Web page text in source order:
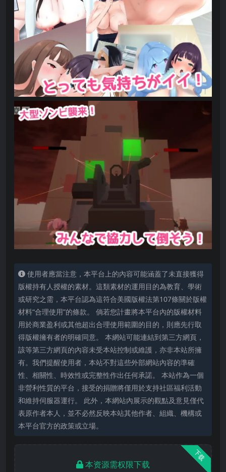
使用者應當注意，本平台上的內容可能涵蓋了未直接獲得
版權持有人授權的素材。這類素材的運用目的為教育、學術
或研究之需，本平台認為這符合美國版權法第107條關於版權
材料“合理使用”的條款。 倘若您計畫將本平台內的版權材料
用於商業盈利或其他超出合理使用範圍的目的，則應先行取
得版權擁有者的明確同意。 本網站可能連結到第三方網頁，
該等第三方網頁的內容未受本站控制或維護，亦非本站所擁
有。我們提醒使用者，本站不對這些外部網站內容的準確
性、相關性、時效性或完整性作出任何承諾。 本站作為一個
非營利性質的平台，接受的捐贈將僅用於支持社區福利活動
和維持伺服器運行。 此外，本網站內展示的觀點及意見僅代
表原作者本人，並不必然反映本站其他作者、組織、機構或
本平台官方的政策或立場。
下载
本资源需权限下载